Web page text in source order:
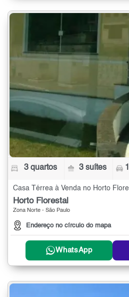
3 quartos 3 suítes
Casa Térrea à Venda no Horto
Horto Florestal
Zona Norte - São Paulo
Endereço no círculo do mapa
WhatsApp